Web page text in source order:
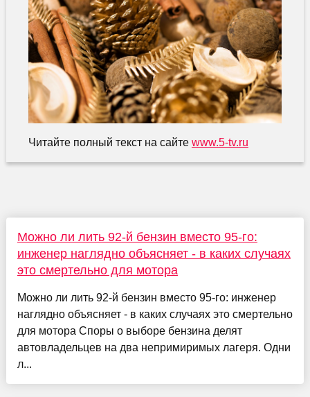
Читайте полный текст на сайте www.5-tv.ru
Можно ли лить 92-й бензин вместо 95-го:
инженер наглядно объясняет - в каких случаях
это смертельно для мотора
Можно ли лить 92-й бензин вместо 95-го: инженер
наглядно объясняет - в каких случаях это смертельно
для мотора Споры о выборе бензина делят
автовладельцев на два непримиримых лагеря. Одни
л...